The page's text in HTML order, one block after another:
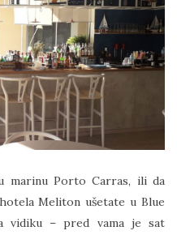
marinu Porto Carras, ili da
Meliton ušetate u Blue
vidiku – pred vama je sat